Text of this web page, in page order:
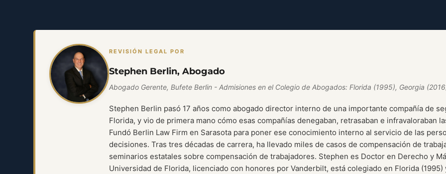
REVISIÓN LEGAL POR
Stephen Berlin, Abogado
Abogado Gerente, Bufete Berlin - Admisiones en el Colegio de Abogados: Florida (1995), Georgia
Stephen Berlin pasó 17 años como abogado director interno de una importante compañía de
Florida, y vio de primera mano cómo esas compañías denegaban, retrasaban e infravaloraban
Fundó Berlin Law Firm en Sarasota para poner ese conocimiento interno al servicio de las
decisiones. Tras tres décadas de carrera, ha llevado miles de casos de compensación de
seminarios estatales sobre compensación de trabajadores. Stephen es Doctor en Derecho y
Universidad de Florida, licenciado con honores por Vanderbilt, está colegiado en Florida